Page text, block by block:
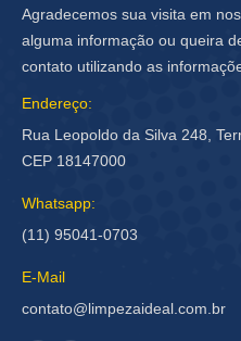
Agradecemos sua visita em
alguma informação ou queira
contato utilizando as
Endereço:
Rua Leopoldo da Silva 248,
CEP 18147000
Whatsapp:
(11) 95041-0703
E-Mail
contato@limpezaideal.com.br